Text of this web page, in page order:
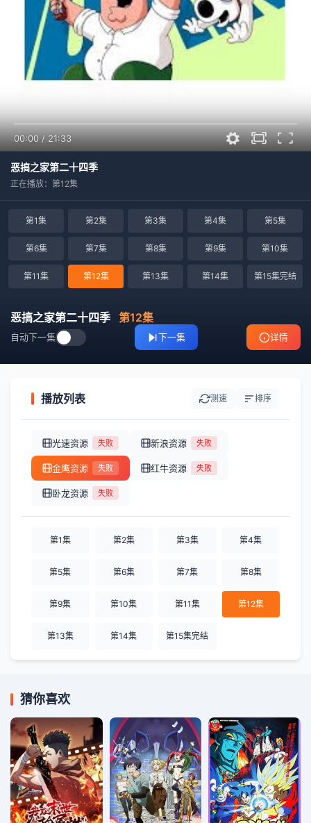
00:00/21:33
恶搞之家第二十四季
正在播放：第12集
第1集 第2集 第3集 第4集 第5集
第6集 第7集 第8集 第9集 第10集
第11集 第12集 第13集 第14集 第15集完结
恶搞之家第二十四季 第12集
自动下一集 下一集 详情
播放列表 测速 排序
光速资源 失败 新浪资源 失败
金鹰资源 失败 红牛资源 失败
卧龙资源 失败
第1集 第2集 第3集 第4集
第5集 第6集 第7集 第8集
第9集 第10集 第11集 第12集
第13集 第14集 第15集完结
猜你喜欢